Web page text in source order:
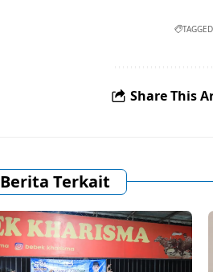
Share This
Berita Terkait